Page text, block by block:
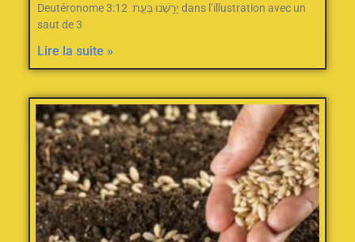
Deutéronome 3:12 יָרַ֖שְׁנוּ בָּעֵ֣ת dans l’illustration avec un
saut de 3
Lire la suite »